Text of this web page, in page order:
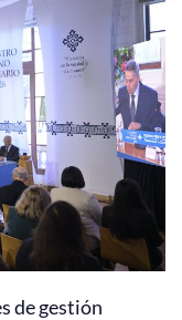
de gestión